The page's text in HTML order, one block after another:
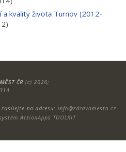
a kvality života Turnov (2012-
na adresu: info@zdravamesta.cz
ActionApps TOOLKIT
ČR (c) 2026;